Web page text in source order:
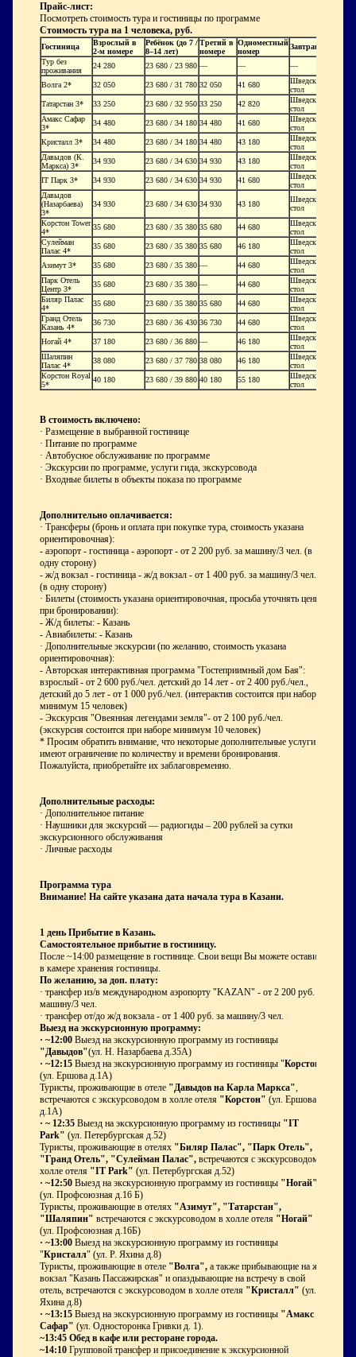
Прайс-лист:
Посмотреть стоимость тура и гостиницы по программе
Стоимость тура на 1 человека, руб.
Гостиница
Взрослый в
2-м номере
Ребёнок (до 7 /
8–14 лет)
Третий в
номере
Одноместный
номер
Завтрак
Тур без
проживания
24 280 23 680 / 23 980 — — —
Волга 2* 32 050 23 680 / 31 780 32 050 41 680
Шведский
стол
Татарстан 3*
33 250 23 680 / 32 950 33 250 42 820
Шведский
стол
Амакс Сафар
3*
34 480 23 680 / 34 180 34 480 41 680
Шведский
стол
Кристалл 3*
34 480 23 680 / 34 180 34 480 43 180
Шведский
стол
Давыдов (К.
Маркса) 3*
34 930 23 680 / 34 630 34 930 43 180
Шведский
стол
IT Парк 3*
34 930 23 680 / 34 630 34 930 41 680
Шведский
стол
Давыдов
(Назарбаева)
3*
34 930 23 680 / 34 630 34 930 43 180
Шведский
стол
Корстон Tower
4*
35 680 23 680 / 35 380 35 680 44 680
Шведский
стол
Сулейман
Палас 4*
35 680 23 680 / 35 380 35 680 46 180
Шведский
стол
Азимут 3*
35 680 23 680 / 35 380 — 44 680
Шведский
стол
Парк Отель
Центр 3*
35 680 23 680 / 35 380 — 44 680
Шведский
стол
Биляр Палас
4*
35 680 23 680 / 35 380 35 680 44 680
Шведский
стол
Гранд Отель
Казань 4*
36 730 23 680 / 36 430 36 730 44 680
Шведский
стол
Ногай 4*
37 180 23 680 / 36 880 — 46 180
Шведский
стол
Шаляпин
Палас 4*
38 080 23 680 / 37 780 38 080 46 180
Шведский
стол
Корстон Royal
5*
40 180 23 680 / 39 880 40 180 55 180
Шведский
стол
В стоимость включено:
· Размещение в выбранной гостинице
· Питание по программе
· Автобусное обслуживание по программе
· Экскурсии по программе, услуги гида, экскурсовода
· Входные билеты в объекты показа по программе
Дополнительно оплачивается:
· Трансферы (бронь и оплата при покупке тура, стоимость указана
ориентировочная):
- аэропорт - гостиница - аэропорт - от 2 200 руб. за машину/3 чел. (в
одну сторону)
- ж/д вокзал - гостиница - ж/д вокзал - от 1 400 руб. за машину/3 чел.
(в одну сторону)
· Билеты (стоимость указана ориентировочная, просьба уточнять цены
при бронировании):
- Ж/д билеты: - Казань
- Авиабилеты: - Казань
· Дополнительные экскурсии (по желанию, стоимость указана
ориентировочная):
- Авторская интерактивная программа "Гостеприимный дом Бая":
взрослый - от 2 600 руб./чел. детский до 14 лет - от 2 400 руб./чел.,
детский до 5 лет - от 1 000 руб./чел. (интерактив состоится при наборе
минимум 15 человек)
- Экскурсия "Овеянная легендами земля"- от 2 100 руб./чел.
(экскурсия состоится при наборе минимум 10 человек)
* Просим обратить внимание, что некоторые дополнительные услуги
имеют ограничение по количеству и времени бронирования.
Пожалуйста, приобретайте их заблаговременно.
Дополнительные расходы:
· Дополнительное питание
· Наушники для экскурсий — радиогиды – 200 рублей за сутки
экскурсионного обслуживания
· Личные расходы
Программа тура
Внимание! На сайте указана дата начала тура в Казани.
1 день Прибытие в Казань.
Самостоятельное прибытие в гостиницу.
После ~14:00 размещение в гостинице. Свои вещи Вы можете оставить
в камере хранения гостиницы.
По желанию, за доп. плату:
· трансфер из/в международном аэропорту "KAZAN" - от 2 200 руб. за
машину/3 чел.
· трансфер от/до ж/д вокзала - от 1 400 руб. за машину/3 чел.
Выезд на экскурсионную программу:
· ~12:00 Выезд на экскурсионную программу из гостиницы
"Давыдов"(ул. Н. Назарбаева д.35А)
· ~12:15 Выезд на экскурсионную программу из гостиницы "Корстон
(ул. Ершова д.1А)
Туристы, проживающие в отеле "Давыдов на Карла Маркса",
встречаются с экскурсоводом в холле отеля "Корстон" (ул. Ершова
д.1А)
· ~ 12:35 Выезд на экскурсионную программу из гостиницы "IT
Park" (ул. Петербургская д.52)
Туристы, проживающие в отелях "Биляр Палас", "Парк Отель",
"Гранд Отель", "Сулейман Палас", встречаются с экскурсоводом в
холле отеля "IT Park" (ул. Петербургская д.52)
· ~12:50 Выезд на экскурсионную программу из гостиницы "Ногай"
(ул. Профсоюзная д.16 Б)
Туристы, проживающие в отелях "Азимут", "Татарстан",
"Шаляпин" встречаются с экскурсоводом в холле отеля "Ногай"
(ул. Профсоюзная д.16Б)
· ~13:00 Выезд на экскурсионную программу из гостиницы
"Кристалл" (ул. Р. Яхина д.8)
Туристы, проживающие в отеле "Волга", а также прибывающие на ж/д
вокзал "Казань Пассажирская" и опаздывающие на встречу в свой
отель, встречаются с экскурсоводом в холле отеля "Кристалл" (ул. Р.
Яхина д.8)
· ~13:15 Выезд на экскурсионную программу из гостиницы "Амакс
Сафар" (ул. Односторонка Гривки д. 1).
~13:45 Обед в кафе или ресторане города.
~14:10 Групповой трансфер и присоединение к экскурсионной